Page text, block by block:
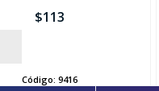
$113
Código: 9416